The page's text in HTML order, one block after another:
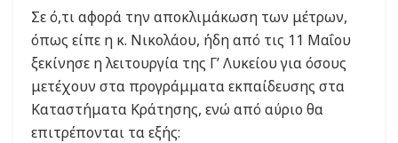
Σε ό,τι αφορά την αποκλιμάκωση των μέτρων,
όπως είπε η κ. Νικολάου, ήδη από τις 11 Μαΐου
ξεκίνησε η λειτουργία της Γ’ Λυκείου για όσους
μετέχουν στα προγράμματα εκπαίδευσης στα
Καταστήματα Κράτησης, ενώ από αύριο θα
επιτρέπονται τα εξής: